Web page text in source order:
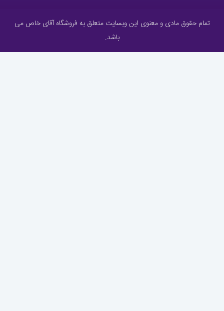
تمام حقوق مادی و معنوی این وبسایت متعلق به فروشگاه آقای خاص می
باشد.